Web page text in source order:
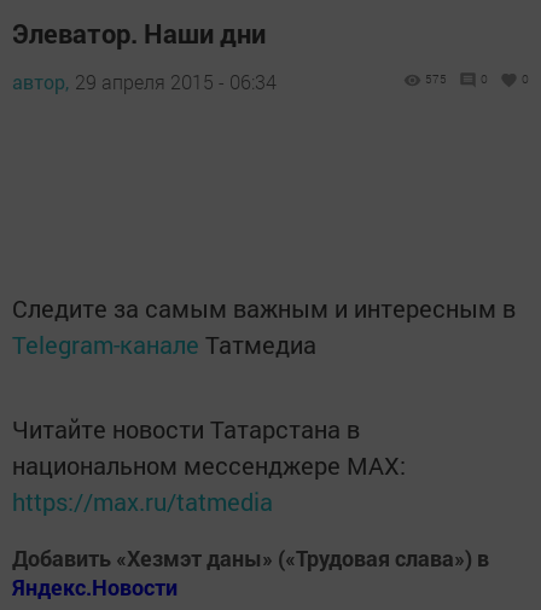
Элеватор. Наши дни
автор, 29 апреля 2015 - 06:34 575 0 0
Следите за самым важным и интересным в
Telegram-канале Татмедиа
Читайте новости Татарстана в
национальном мессенджере MАХ:
https://max.ru/tatmedia
Добавить «Хезмэт даны» («Трудовая слава») в
Яндекс.Новости